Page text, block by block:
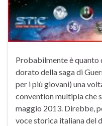
Probabilmente è
dorato della saga di
per i più giovani) una
convention multipla che
maggio 2013. Direbbe,
voce storica italiana del